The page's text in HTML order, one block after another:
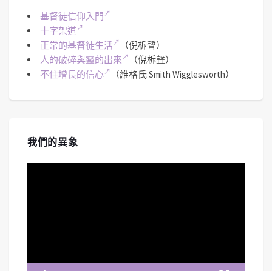
基督徒信仰入門
十字架道
正常的基督徒生活
（倪柝聲）
人的破碎與靈的出來
（倪柝聲）
不住增長的信心
（維格氏 Smith Wigglesworth）
我們的異象